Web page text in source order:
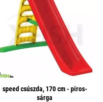
speed csúszda, 170 cm - piros-
sárga